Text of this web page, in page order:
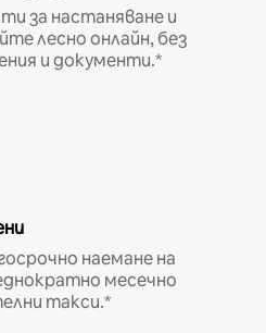
за настаняване и
лесно онлайн, без
и документи.*
наемане на
месечно
такси.*